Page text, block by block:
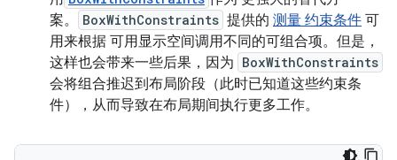
案。
BoxWithConstraints 提供的 测量 约束条件 可
用来根据 可用显示空间调用不同的可组合项。但是，
这样也会带来一些后果，因为 BoxWithConstraints
会将组合推迟到布局阶段（此时已知道这些约束条
件），从而导致在布局期间执行更多工作。